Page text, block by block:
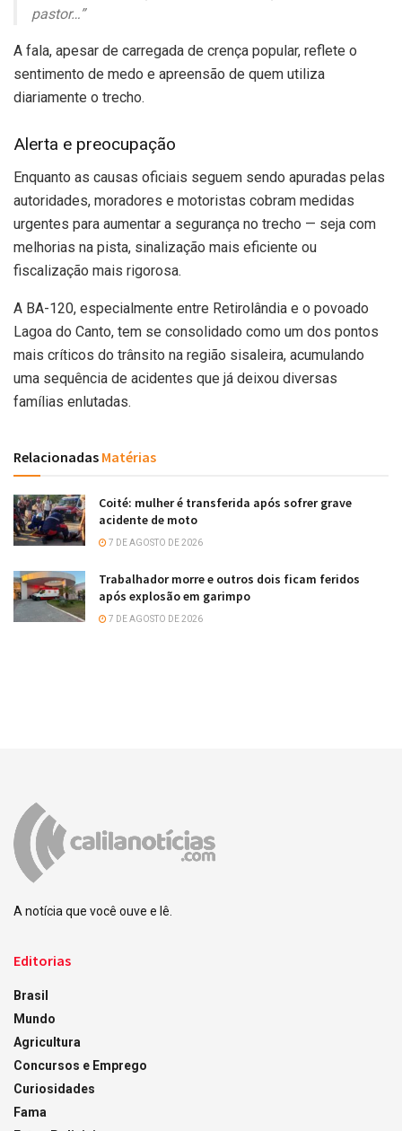
pastor…”
A fala, apesar de carregada de crença popular, reflete o
sentimento de medo e apreensão de quem utiliza
diariamente o trecho.
Alerta e preocupação
Enquanto as causas oficiais seguem sendo apuradas pelas
autoridades, moradores e motoristas cobram medidas
urgentes para aumentar a segurança no trecho — seja com
melhorias na pista, sinalização mais eficiente ou
fiscalização mais rigorosa.
A BA-120, especialmente entre Retirolândia e o povoado
Lagoa do Canto, tem se consolidado como um dos pontos
mais críticos do trânsito na região sisaleira, acumulando
uma sequência de acidentes que já deixou diversas
famílias enlutadas.
Relacionadas Matérias
Coité: mulher é transferida após sofrer grave
acidente de moto
7 DE AGOSTO DE 2026
Trabalhador morre e outros dois ficam feridos
após explosão em garimpo
7 DE AGOSTO DE 2026
A notícia que você ouve e lê.
Editorias
Brasil
Mundo
Agricultura
Concursos e Emprego
Curiosidades
Fama